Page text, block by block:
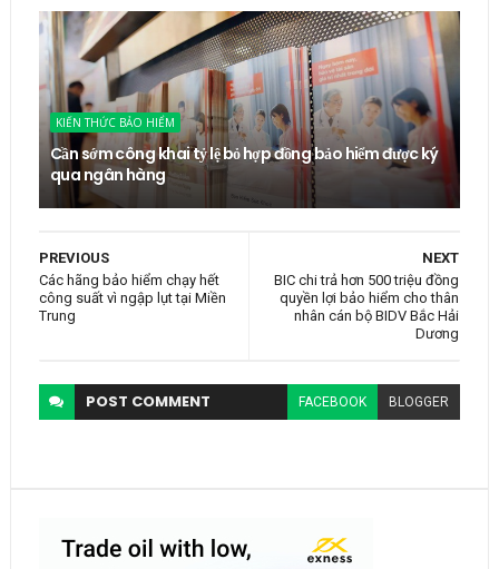
KIẾN THỨC BẢO HIỂM
Cần sớm công khai tỷ lệ bỏ hợp đồng bảo hiểm được ký
qua ngân hàng
NEXT
BIC chi trả hơn 500 triệu đồng
quyền lợi bảo hiểm cho thân
nhân cán bộ BIDV Bắc Hải
Dương
PREVIOUS
Các hãng bảo hiểm chạy hết
công suất vì ngập lụt tại Miền
Trung
POST COMMENT FACEBOOK BLOGGER